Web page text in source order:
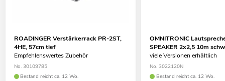
ROADINGER Verstärkerrack PR-2ST,
4HE, 57cm tief
Empfehlenswertes Zubehör
No. 30109785
Bestand reicht ca. 12 Wo.
OMNITRONIC
SPEAKER 2x2,5 10m
viele Versionen erhältlich
No. 3022120N
Bestand reicht ca. 12 Wo.